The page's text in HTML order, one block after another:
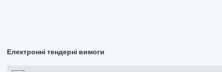
Електронні тендерні вимоги